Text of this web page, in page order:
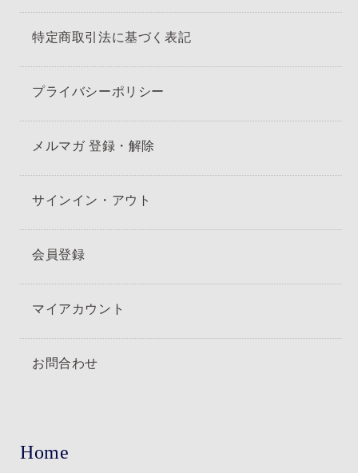
特定商取引法に基づく表記
プライバシーポリシー
メルマガ 登録・解除
サインイン・アウト
会員登録
マイアカウント
お問合わせ
Home